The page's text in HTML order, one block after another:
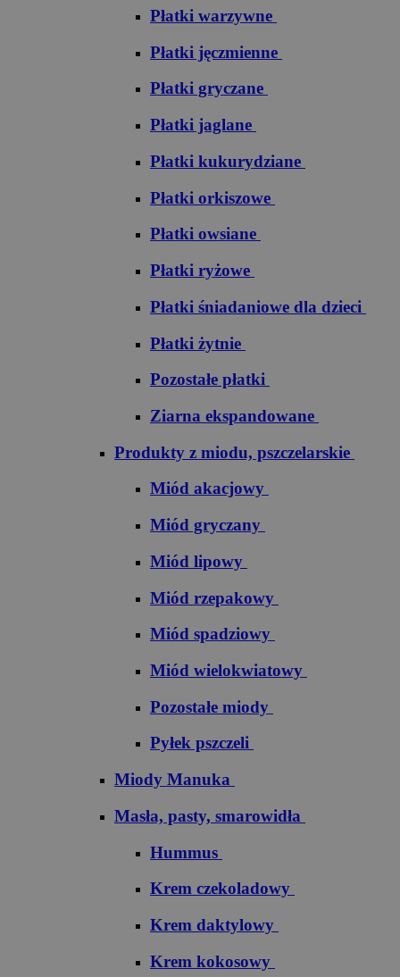
Płatki warzywne
Płatki jęczmienne
Płatki gryczane
Płatki jaglane
Płatki kukurydziane
Płatki orkiszowe
Płatki owsiane
Płatki ryżowe
Płatki śniadaniowe dla dzieci
Płatki żytnie
Pozostałe płatki
Ziarna ekspandowane
Produkty z miodu, pszczelarskie
Miód akacjowy
Miód gryczany
Miód lipowy
Miód rzepakowy
Miód spadziowy
Miód wielokwiatowy
Pozostałe miody
Pyłek pszczeli
Miody Manuka
Masła, pasty, smarowidła
Hummus
Krem czekoladowy
Krem daktylowy
Krem kokosowy